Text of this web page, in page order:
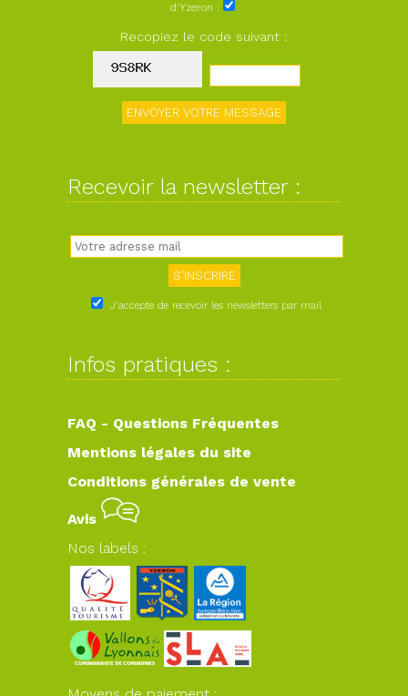
d'Yzeron :
Recopiez le code suivant :
Recevoir la newsletter :
J'accepte de recevoir les newsletters par mail
Infos pratiques :
FAQ - Questions Fréquentes
Mentions légales du site
Conditions générales de vente
Avis
Nos labels :